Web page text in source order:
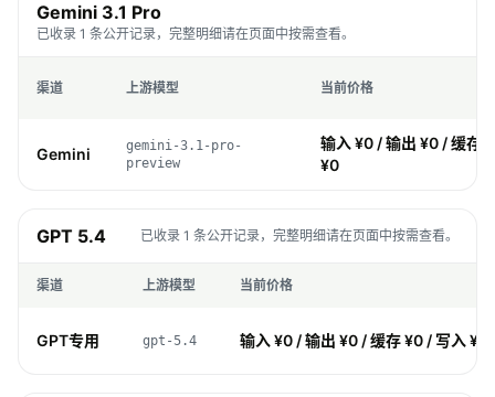
Gemini 3.1 Pro
已收录 1 条公开记录，完整明细请在页面中按需查看。
渠道 上游模型 当前价格
Gemini
gemini-3.1-pro-
preview
输入 ¥0 / 输出 ¥0 / 缓存
¥0
GPT 5.4 已收录 1 条公开记录，完整明细请在页面中按需查看。
渠道 上游模型 当前价格
GPT专用 gpt-5.4 输入 ¥0 / 输出 ¥0 / 缓存 ¥0 / 写入 ¥0